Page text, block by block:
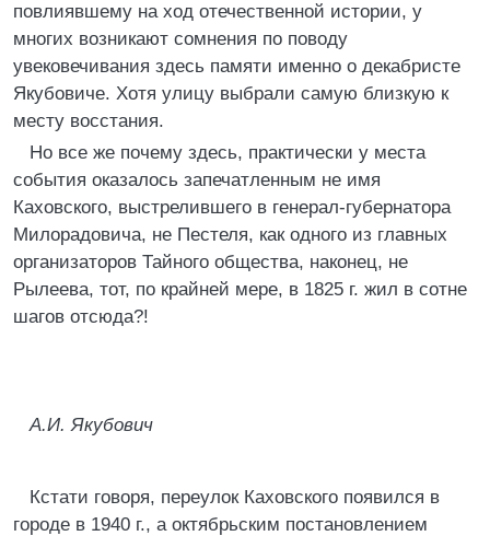
повлиявшему на ход отечественной истории, у
многих возникают сомнения по поводу
увековечивания здесь памяти именно о декабристе
Якубовиче. Хотя улицу выбрали самую близкую к
месту восстания.
Но все же почему здесь, практически у места
события оказалось запечатленным не имя
Каховского, выстрелившего в генерал-губернатора
Милорадовича, не Пестеля, как одного из главных
организаторов Тайного общества, наконец, не
Рылеева, тот, по крайней мере, в 1825 г. жил в сотне
шагов отсюда?!
А.И. Якубович
Кстати говоря, переулок Каховского появился в
городе в 1940 г., а октябрьским постановлением